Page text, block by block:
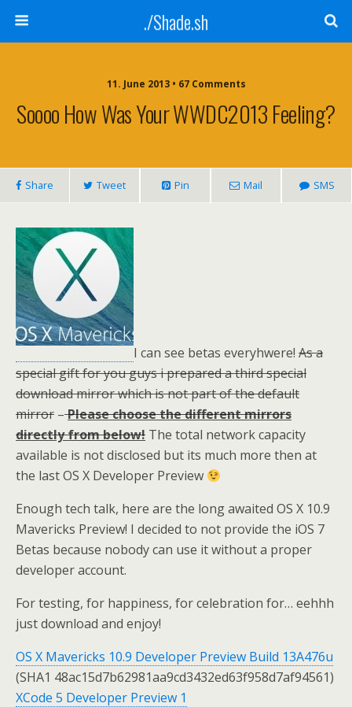
./Shade.sh
11. June 2013 • 67 Comments
Soooo How Was Your WWDC2013 Feeling?
Share Tweet Pin Mail SMS
I can see betas everyhwere! As a
special gift for you guys i prepared a third special
download mirror which is not part of the default
mirror – Please choose the different mirrors
directly from below! The total network capacity
available is not disclosed but its much more then at
the last OS X Developer Preview
Enough tech talk, here are the long awaited OS X 10.9
Mavericks Preview! I decided to not provide the iOS 7
Betas because nobody can use it without a proper
developer account.
For testing, for happiness, for celebration for… eehhh
just download and enjoy!
OS X Mavericks 10.9 Developer Preview Build 13A476u
(SHA1 48ac15d7b62981aa9cd3432ed63f958d7af94561)
XCode 5 Developer Preview 1